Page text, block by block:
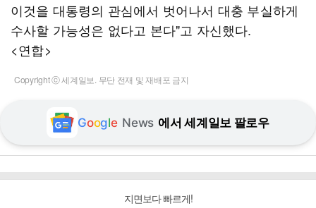
이것을 대통령의 관심에서 벗어나서 대충 부실하게
수사할 가능성은 없다고 본다"고 자신했다.
<연합>
Copyright ⓒ 세계일보. 무단 전재 및 재배포 금지
Google News 에서 세계일보 팔로우
지면보다 빠르게!